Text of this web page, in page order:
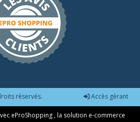
réservés. Accès gérant
eProShopping , la solution e-commerce